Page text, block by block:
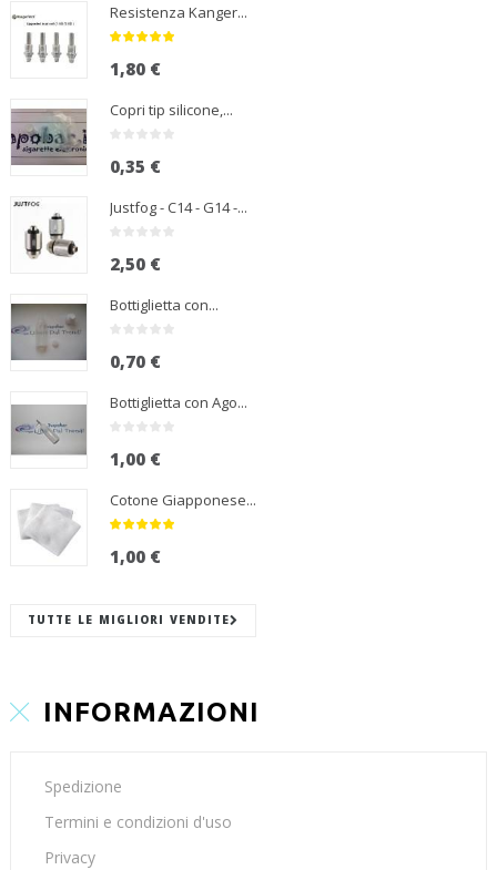
Resistenza Kanger...
1,80 €
Copri tip silicone,...
0,35 €
Justfog - C14 - G14 -...
2,50 €
Bottiglietta con...
0,70 €
Bottiglietta con Ago...
1,00 €
Cotone Giapponese...
1,00 €
TUTTE LE MIGLIORI VENDITE
INFORMAZIONI
Spedizione
Termini e condizioni d'uso
Privacy